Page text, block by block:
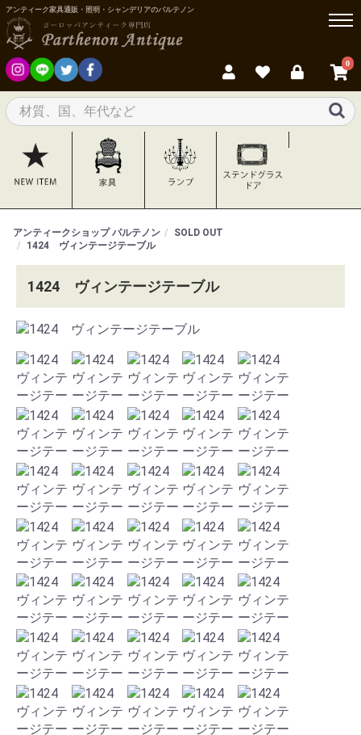
アンティーク家具通販・照明・シャンデリアのパルテノン
0
アンティークショップ パルテノン
SOLD OUT
1424 ヴィンテージテーブル
1424 ヴィンテージテーブル